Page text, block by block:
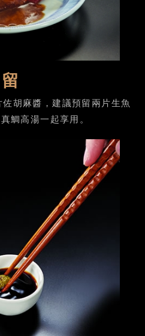
留
胡麻醬，建議預留兩片生魚
鯛高湯一起享用。